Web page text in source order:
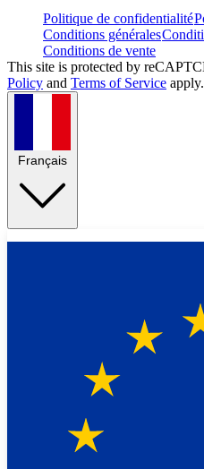
Politique de confidentialité
Conditions générales
Conditions de vente
This site is protected by
Policy and Terms of Service apply.
Français